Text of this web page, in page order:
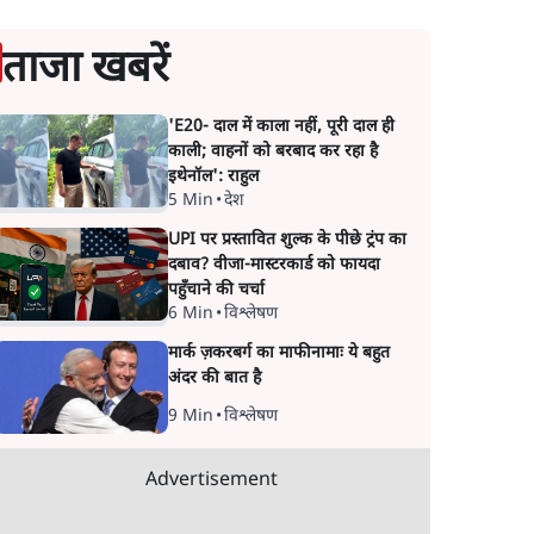
ताजा खबरें
'E20- दाल में काला नहीं, पूरी दाल ही
काली; वाहनों को बरबाद कर रहा है
इथेनॉल': राहुल
5 Min •देश
UPI पर प्रस्तावित शुल्क के पीछे ट्रंप का
दबाव? वीजा-मास्टरकार्ड को फायदा
पहुँचाने की चर्चा
6 Min •विश्लेषण
मार्क ज़करबर्ग का माफीनामाः ये बहुत
अंदर की बात है
9 Min •विश्लेषण
Advertisement